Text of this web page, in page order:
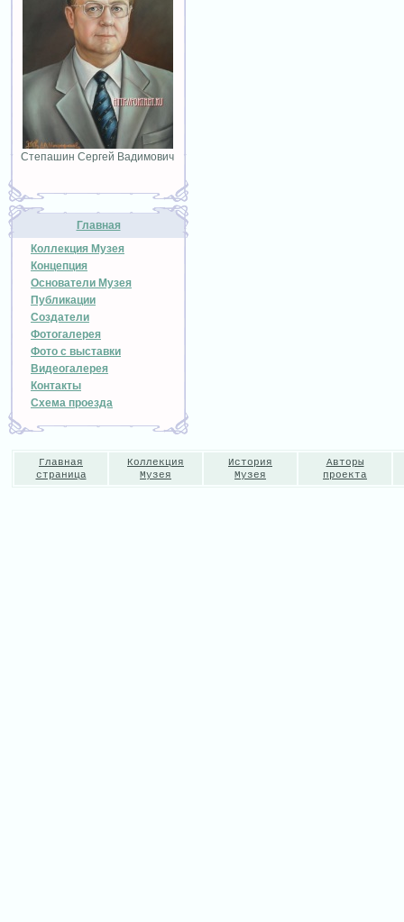
Степашин Сергей Вадимович
Главная
Коллекция Музея
Концепция
Основатели Музея
Публикации
Создатели
Фотогалерея
Фото с выставки
Видеогалерея
Контакты
Схема проезда
Главная
страница
Коллекция
Музея
История
Музея
Авторы
проекта